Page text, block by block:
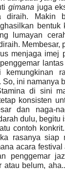
gimana juga
diraih. Makin
lumayan
Membesar,
menjaga imej
kemungkinan
So, ini namanya
di sini
konsisten
dan naga-
dulu, begitu
contoh
rasanya siap
acara festival
penggemar
atau belum,